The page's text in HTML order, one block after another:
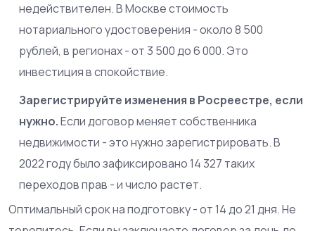
недействителен. В Москве стоимость
нотариального удостоверения - около 8 500
рублей, в регионах - от 3 500 до 6 000. Это
инвестиция в спокойствие.
Зарегистрируйте изменения в Росреестре, если
нужно.Если договор меняет собственника
недвижимости - это нужно зарегистрировать. В
2022 году было зафиксировано 14 327 таких
переходов прав - и число растет.
Оптимальный срок на подготовку - от 14 до 21 дня. Не